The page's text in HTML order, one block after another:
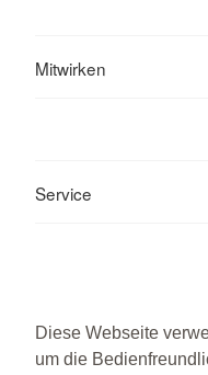
Diese Webseite
um die
Mitwirken
Service